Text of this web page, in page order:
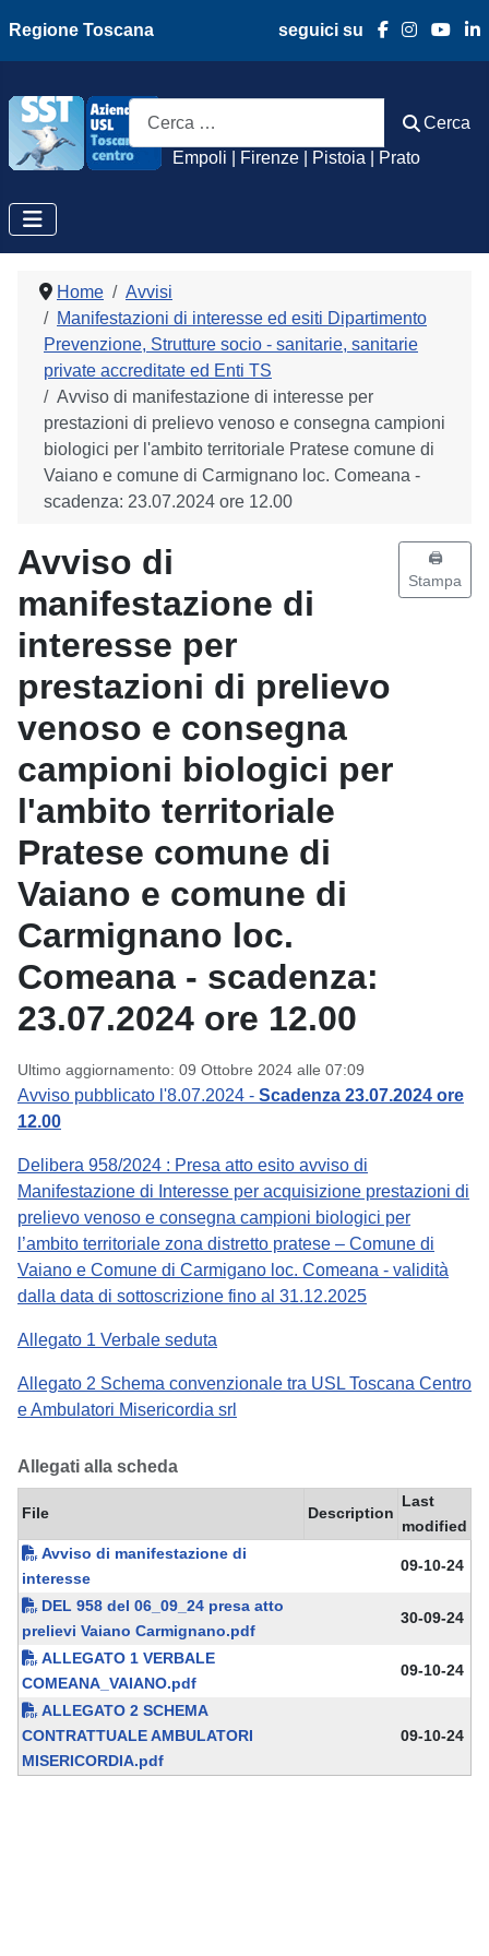
Regione Toscana seguici su
Azienda Usl
Empoli | Firenze | Pistoia | Prato
Cerca
Cerca
Home
Avvisi
Manifestazioni di interesse ed esiti Dipartimento
Prevenzione, Strutture socio - sanitarie, sanitarie
private accreditate ed Enti TS
Avviso di manifestazione di interesse per
prestazioni di prelievo venoso e consegna campioni
biologici per l'ambito territoriale Pratese comune di
Vaiano e comune di Carmignano loc. Comeana -
scadenza: 23.07.2024 ore 12.00
Avviso di
manifestazione di
interesse per
prestazioni di prelievo
venoso e consegna
campioni biologici per
l'ambito territoriale
Pratese comune di
Vaiano e comune di
Carmignano loc.
Comeana - scadenza:
23.07.2024 ore 12.00
Ultimo aggiornamento: 09 Ottobre 2024 alle 07:09
🖨️
Stampa
Avviso pubblicato l'8.07.2024 - Scadenza 23.07.2024 ore
12.00
Delibera 958/2024 : Presa atto esito avviso di
Manifestazione di Interesse per acquisizione prestazioni di
prelievo venoso e consegna campioni biologici per
l’ambito territoriale zona distretto pratese – Comune di
Vaiano e Comune di Carmigano loc. Comeana - validità
dalla data di sottoscrizione fino al 31.12.2025
Allegato 1 Verbale seduta
Allegato 2 Schema convenzionale tra USL Toscana Centro
e Ambulatori Misericordia srl
Allegati alla scheda
File Description
Last
modified
Avviso di manifestazione di
interesse
09-10-24
DEL 958 del 06_09_24 presa atto
prelievi Vaiano Carmignano.pdf
30-09-24
ALLEGATO 1 VERBALE
COMEANA_VAIANO.pdf
09-10-24
ALLEGATO 2 SCHEMA
CONTRATTUALE AMBULATORI
MISERICORDIA.pdf
09-10-24